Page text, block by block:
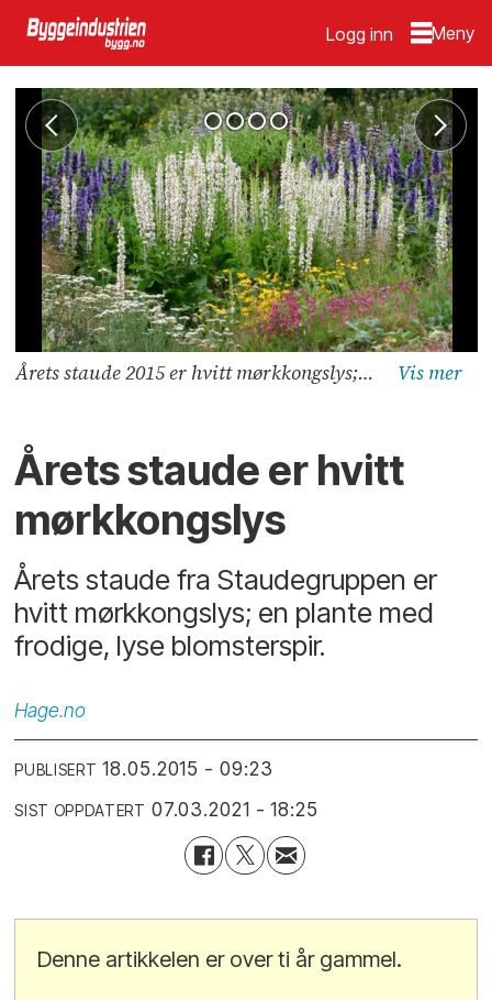
Logg inn
Årets staude 2015 er hvitt mørkkongslys; en plante med frodige, lyse blomsterspir.
Årets staude er hvitt
mørkkongslys
Årets staude fra Staudegruppen er
hvitt mørkkongslys; en plante med
frodige, lyse blomsterspir.
Hage.no
PUBLISERT 18.05.2015 - 09:23
SIST OPPDATERT 07.03.2021 - 18:25
Denne artikkelen er over ti år gammel.